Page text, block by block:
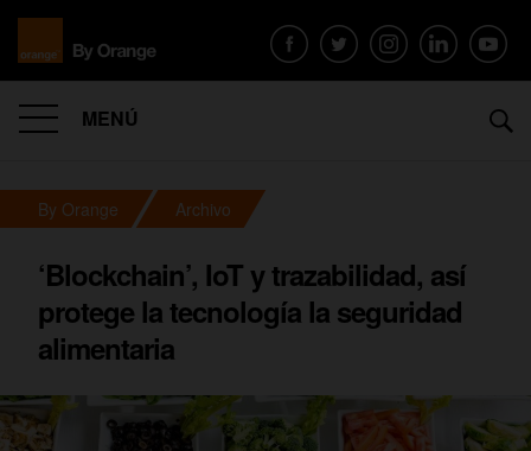
MENÚ
By Orange Archivo
‘Blockchain’, IoT y trazabilidad, así
protege la tecnología la seguridad
alimentaria